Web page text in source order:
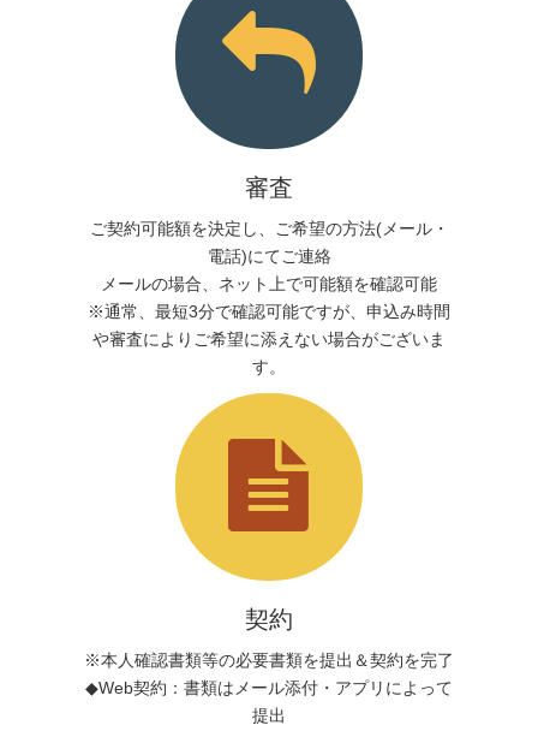
審査
ご契約可能額を決定し、ご希望の方法(メール・
電話)にてご連絡
メールの場合、ネット上で可能額を確認可能
※通常、最短3分で確認可能ですが、申込み時間
や審査によりご希望に添えない場合がございま
す。
契約
※本人確認書類等の必要書類を提出＆契約を完了
◆Web契約：書類はメール添付・アプリによって
提出